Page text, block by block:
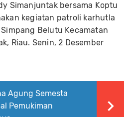
Simanjuntak bersama Koptu
kegiatan patroli karhutla
Belutu Kecamatan
Riau. Senin, 2 Desember
Agung Semesta
Pemukiman